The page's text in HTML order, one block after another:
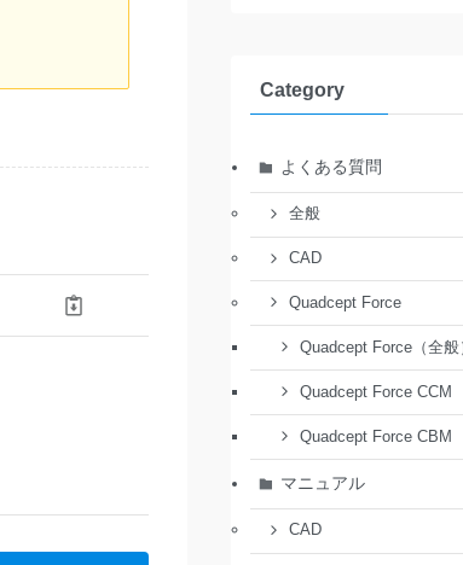
Category
よくある質問
全般
CAD
Quadcept Force
Quadcept Force（全般
Quadcept Force CCM
Quadcept Force CBM
マニュアル
CAD